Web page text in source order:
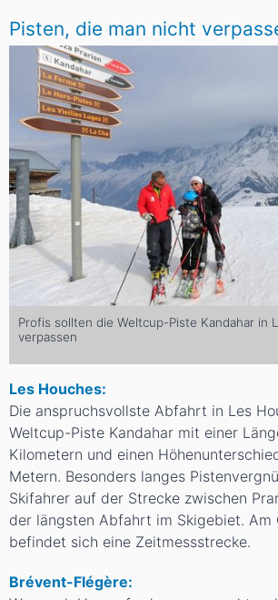
Pisten, die man nicht
Profis sollten die Weltcup-Piste Kandahar in
verpassen
Les Houches:
Die anspruchsvollste Abfahrt in Les
Weltcup-Piste Kandahar mit einer
Kilometern und einen
Metern. Besonders langes
Skifahrer auf der Strecke zwischen
der längsten Abfahrt im Skigebiet. Am
befindet sich eine Zeitmessstrecke.
Brévent-Flégère: